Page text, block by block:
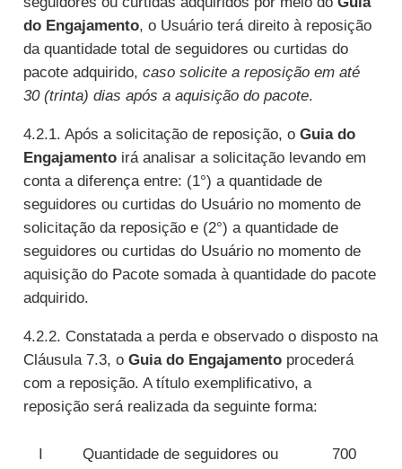
do Engajamento, o Usuário terá direito à reposição
da quantidade total de seguidores ou curtidas do
pacote adquirido, caso solicite a reposição em até
30 (trinta) dias após a aquisição do pacote.
4.2.1. Após a solicitação de reposição, o Guia do
Engajamento irá analisar a solicitação levando em
conta a diferença entre: (1°) a quantidade de
seguidores ou curtidas do Usuário no momento de
solicitação da reposição e (2°) a quantidade de
seguidores ou curtidas do Usuário no momento de
aquisição do Pacote somada à quantidade do pacote
adquirido.
4.2.2. Constatada a perda e observado o disposto na
Cláusula 7.3, o Guia do Engajamento procederá
com a reposição. A título exemplificativo, a
reposição será realizada da seguinte forma:
I
Quantidade de seguidores ou
700